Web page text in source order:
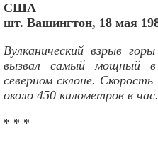
США
шт. Вашингтон, 18 мая
Вулканический взрыв
вызвал самый мощный
северном склоне.
около 450 километров в час.
* * *